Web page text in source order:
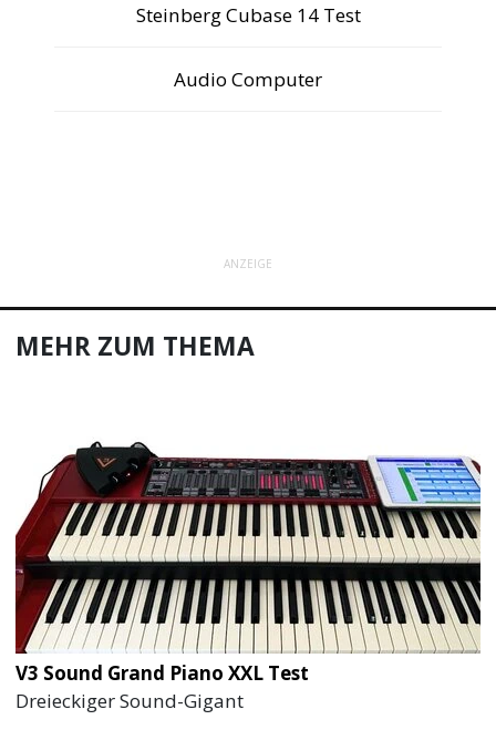
Steinberg Cubase 14 Test
Audio Computer
ANZEIGE
MEHR ZUM THEMA
V3 Sound Grand Piano XXL Test
Dreieckiger Sound-Gigant